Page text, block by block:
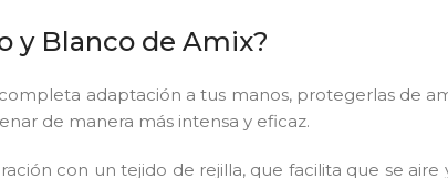
y Blanco de Amix?
adaptación a tus manos, protegerlas de
de manera más intensa y eficaz.
con un tejido de rejilla, que facilita que se